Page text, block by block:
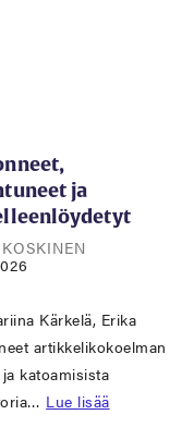
ja
Kärkelä, Erika
artikkelikokoelman
katoamisista
Lue lisää